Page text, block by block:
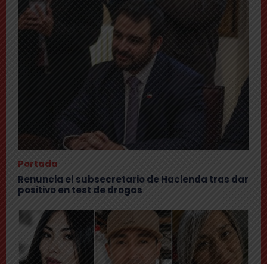
Portada
Renuncia el subsecretario de Hacienda tras dar
positivo en test de drogas